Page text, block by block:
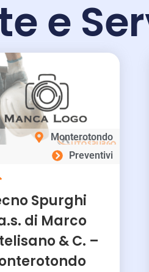
e
Monterotondo
Preventivi
Spurghi
di Marco
& C. –